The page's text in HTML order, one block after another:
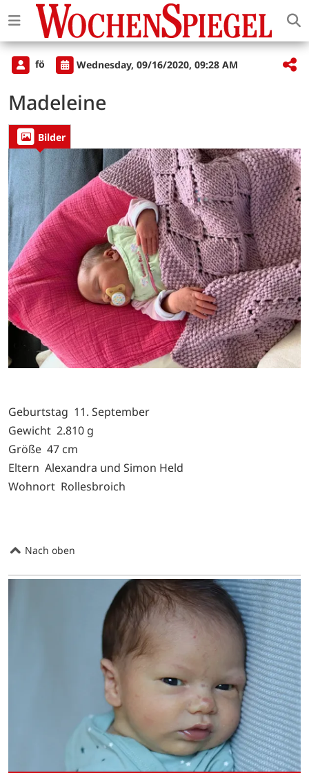
fö Wednesday, 09/16/2020, 09:28 AM
Madeleine
Bilder
Geburtstag 11. September
Gewicht 2.810 g
Größe 47 cm
Eltern Alexandra und Simon Held
Wohnort Rollesbroich
Nach oben